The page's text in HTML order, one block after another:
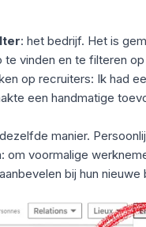
: het bedrijf. Het is
vinden en te filteren op
op recruiters: Ik had
een handmatige
manier.
om voormalige
bij hun nieuwe